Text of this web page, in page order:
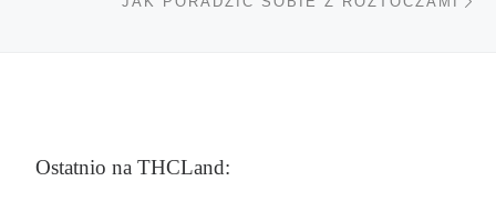
Ostatnio na THCLand: